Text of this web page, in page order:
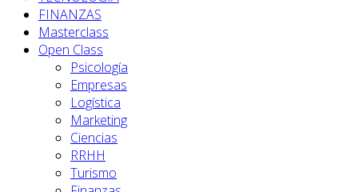
FINANZAS
Masterclass
Open Class
Psicología
Empresas
Logística
Marketing
Ciencias
RRHH
Turismo